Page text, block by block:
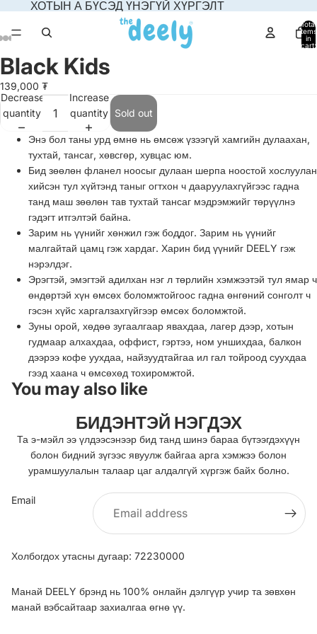
ХОТЫН А БҮСЭД ҮНЭГҮЙ ХҮРГЭЛТ
Total
items
in
cart:
Open
image
in
screen
Open
image
in
screen
Open
image
in
screen
Open
image
in
screen
Open
image
in
screen
Open
image
in
screen
Open
image
in
screen
Black Kids
139,000 ₮
Decrease
quantity
Increase
quantity
Sold out
Энэ бол таны урд өмнө нь өмсөж үзээгүй хамгийн дулаахан,
тухтай, тансаг, хөвсгөр, хувцас юм.
Бид зөөлөн фланел ноосыг дулаан шерпа ноостой хослуулан
хийсэн тул хүйтэнд таныг огтхон ч дааруулахгүйгээс гадна
танд маш зөөлөн тав тухтай тансаг мэдрэмжийг төрүүлнэ
гэдэгт итгэлтэй байна.
Зарим нь үүнийг хөнжил гэж боддог. Зарим нь үүнийг
малгайтай цамц гэж хардаг. Харин бид үүнийг DEELY гэж
нэрэлдэг.
Эрэгтэй, эмэгтэй адилхан нэг л төрлийн хэмжээтэй тул ямар ч
өндөртэй хүн өмсөх боломжтойгоос гадна өнгөний сонголт ч
гэсэн хүйс харгалзахгүйгээр өмсөх боломжтой.
Зуны орой, хөдөө зугаалгаар явахдаа, лагер дээр, хотын
гудмаар алхахдаа, оффист, гэртээ, ном уншихдаа, балкон
дээрээ кофе уухдаа, найзуудтайгаа ил гал тойроод суухдаа
гээд хаана ч өмсөхөд тохиромжтой.
You may also like
БИДЭНТЭЙ НЭГДЭХ
Та э-мэйл ээ үлдээсэнээр бид танд шинэ бараа бүтээгдэхүүн
болон бидний зүгээс явуулж байгаа арга хэмжээ болон
урамшуулалын талаар цаг алдалгүй хүргэж байх болно.
Email
Холбогдох утасны дугаар: 72230000
Манай DEELY брэнд нь 100% онлайн дэлгүүр учир та зөвхөн
манай вэбсайтаар захиалгаа өгнө үү.